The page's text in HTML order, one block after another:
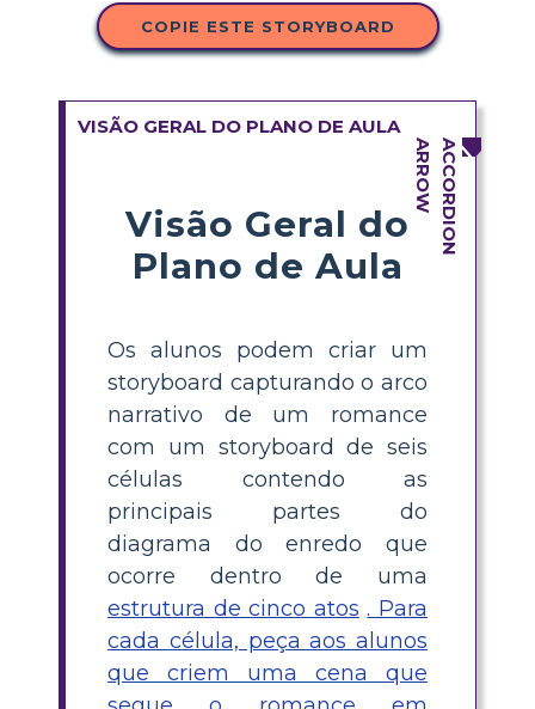
COPIE ESTE STORYBOARD
VISÃO GERAL DO PLANO DE AULA
Visão Geral do
Plano de Aula
Os alunos podem criar um
storyboard capturando o arco
narrativo de um romance
com um storyboard de seis
células contendo as
principais partes do
diagrama do enredo que
ocorre dentro de uma
estrutura de cinco atos . Para
cada célula, peça aos alunos
que criem uma cena que